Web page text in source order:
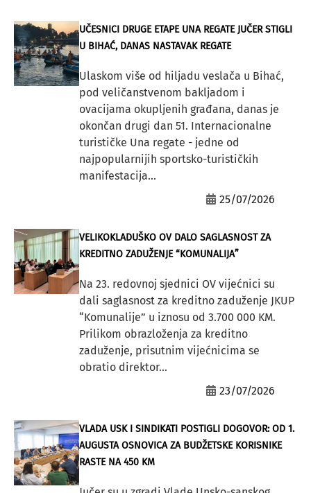
UČESNICI DRUGE ETAPE UNA REGATE JUČER STIGLI
U BIHAĆ, DANAS NASTAVAK REGATE
Ulaskom više od hiljadu veslača u Bihać,
pod veličanstvenom bakljadom i
ovacijama okupljenih građana, danas je
okončan drugi dan 51. Internacionalne
turističke Una regate - jedne od
najpopularnijih sportsko-turističkih
manifestacija...
25/07/2026
VELIKOKLADUŠKO OV DALO SAGLASNOST ZA
KREDITNO ZADUŽENJE “KOMUNALIJA”
Na 23. redovnoj sjednici OV vijećnici su
dali saglasnost za kreditno zaduženje JKUP
“Komunalije” u iznosu od 3.700 000 KM.
Prilikom obrazloženja za kreditno
zaduženje, prisutnim vijećnicima se
obratio direktor...
23/07/2026
VLADA USK I SINDIKATI POSTIGLI DOGOVOR: OD 1.
AUGUSTA OSNOVICA ZA BUDŽETSKE KORISNIKE
RASTE NA 450 KM